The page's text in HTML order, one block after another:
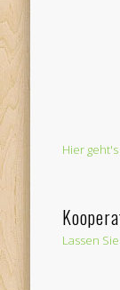
Hier
Lassen